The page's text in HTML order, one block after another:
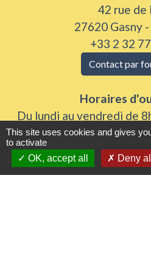
42 rue de
27620 Gasny
+33 2 32
Contact par
Horaires
Du lundi au vendredi de
Samedi
This site uses cookies and gives
to activate
OK, accept all
Deny